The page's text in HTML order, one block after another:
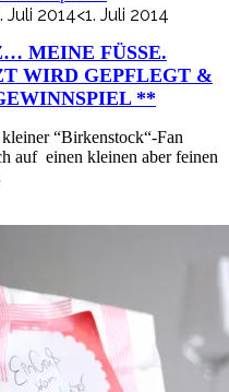
Juli 2014<1. Juli 2014
MEINE FÜSSE. O
GEPFLEGT & K
**
“Birkenstock“-Fan
auf einen kleinen aber feinen